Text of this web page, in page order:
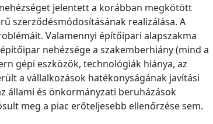
jelentett a korábban megkötött
szerződésmódosításának realizálása. A
Valamennyi építőipari alapszakma
nehézsége a szakemberhiány (mind a
gépi eszközök, technológiák hiánya, az
a vállalkozások hatékonyságának javítási
állami és önkormányzati beruházások
meg a piac erőteljesebb ellenőrzése sem.